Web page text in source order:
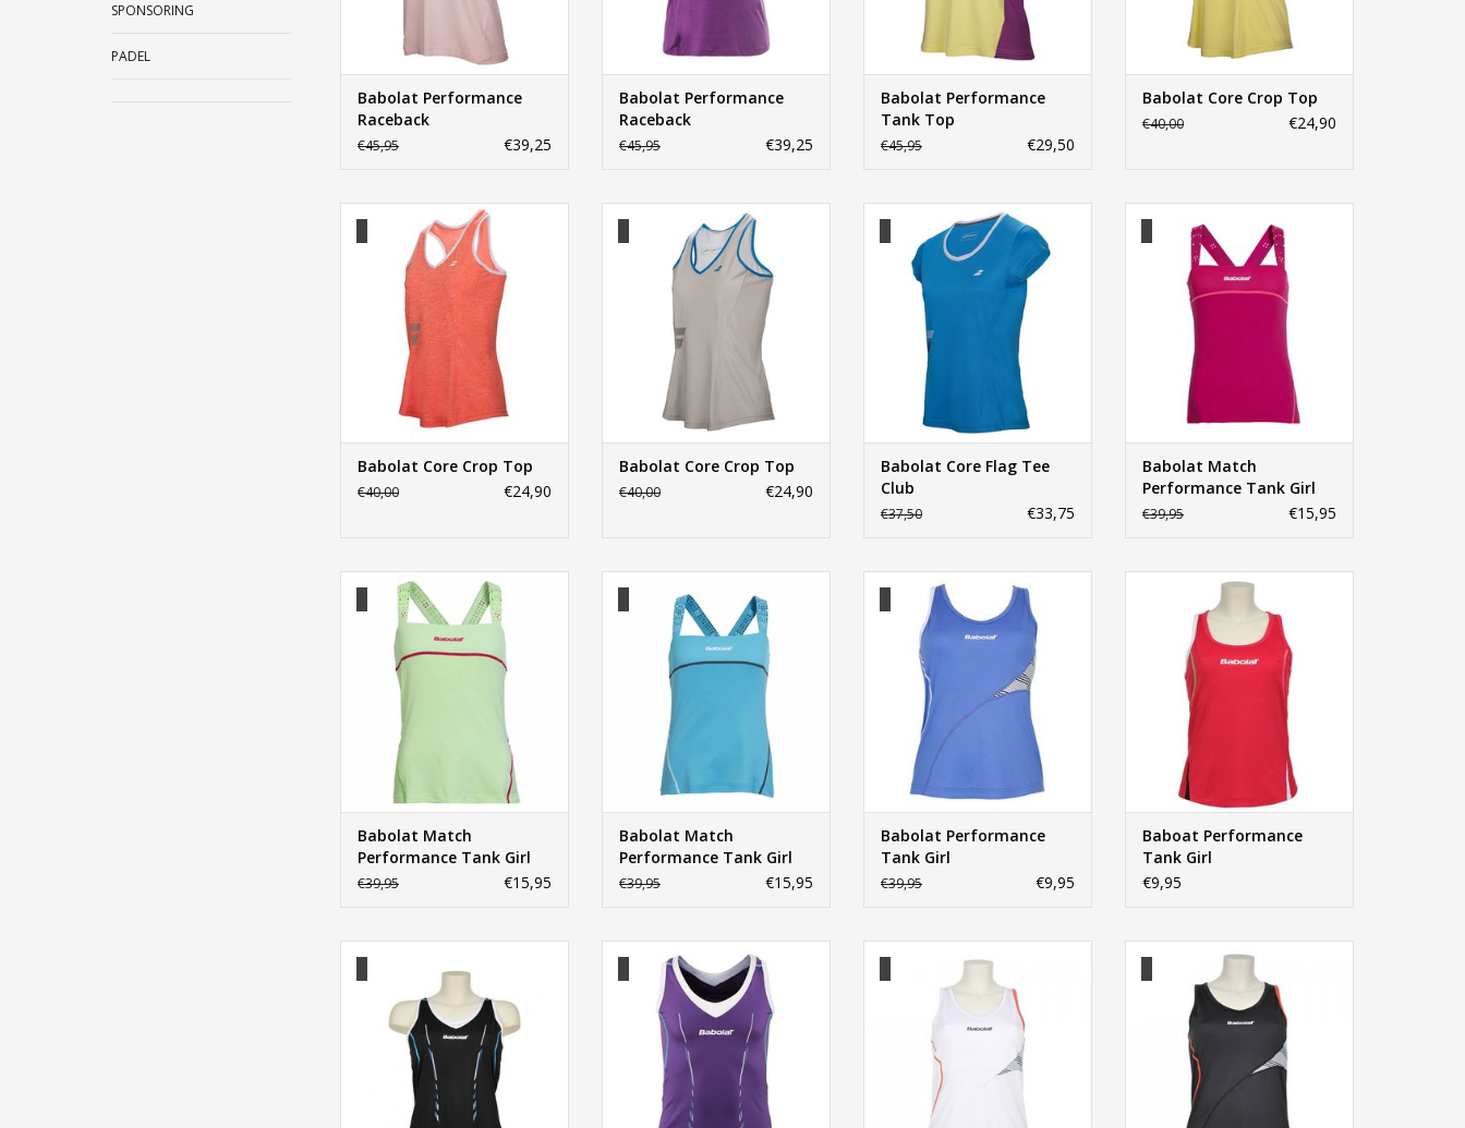
SPONSORING
PADEL
Babolat Performance
Raceback
€45,95 €39,25
Babolat Performance
Raceback
€45,95 €39,25
Babolat Performance
Tank Top
€45,95 €29,50
Babolat Core Crop Top
€40,00 €24,90
Babolat Core Crop Top
TOEVOEGEN AAN WINKELWAGEN
Babolat Core Crop Top
€40,00 €24,90
Babolat Core Crop Top
TOEVOEGEN AAN WINKELWAGEN
Babolat Core Crop Top
€40,00 €24,90
Babolat Core Flag Tee Club
TOEVOEGEN AAN WINKELWAGEN
Babolat Core Flag Tee
Club
€37,50 €33,75
TOEVOEGEN AAN WINKELWAGEN
Babolat Match
Performance Tank Girl
€39,95 €15,95
Babolat Match Performance Tank
TOEVOEGEN AAN WINKELWAGEN
Babolat Match
Performance Tank Girl
€39,95 €15,95
TOEVOEGEN AAN WINKELWAGEN
Babolat Match
Performance Tank Girl
€39,95 €15,95
Babolat Performance Tank Girl
TOEVOEGEN AAN WINKELWAGEN
Babolat Performance
Tank Girl
€39,95 €9,95
Baboat Performance Tank Girl
TOEVOEGEN AAN WINKELWAGEN
Baboat Performance
Tank Girl
€9,95
Girl
TOEVOEGEN AAN WINKELWAGEN
Babolat Performance Match Tank
Girl
TOEVOEGEN AAN WINKELWAGEN
TOEVOEGEN AAN WINKELWAGEN
Babolat Performance Tank Girl
TOEVOEGEN AAN WINKELWAGEN